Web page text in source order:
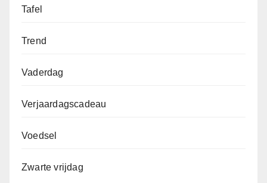
Tafel
Trend
Vaderdag
Verjaardagscadeau
Voedsel
Zwarte vrijdag